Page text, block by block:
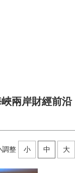
兩岸財經前沿
調整 小 中 大